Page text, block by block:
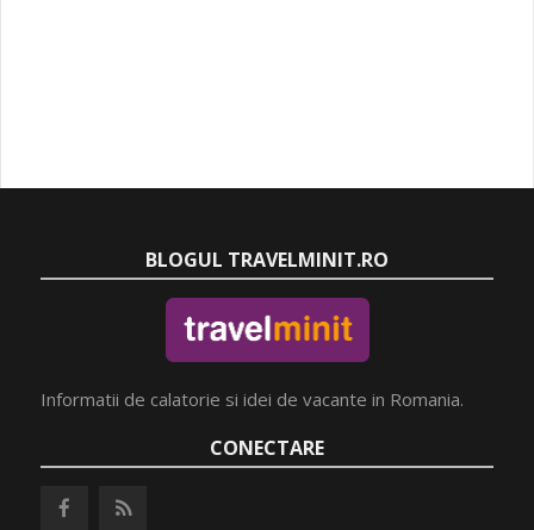
BLOGUL TRAVELMINIT.RO
Informatii de calatorie si idei de vacante in Romania.
CONECTARE